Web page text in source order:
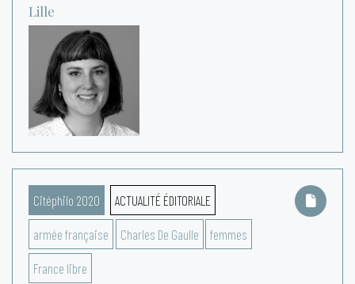
Lille
Citéphilo 2020 ACTUALITÉ ÉDITORIALE
armée française Charles De Gaulle femmes
France libre